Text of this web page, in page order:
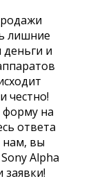
лишние
и
честно!
форму на
ответа
нам, вы
Alpha
заявки!